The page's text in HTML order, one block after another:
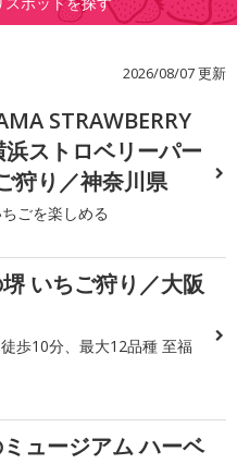
2026/08/07 更新
STRAWBERRY
浜ストロベリーパー
狩り／神奈川県
ごを楽しめる
いちご狩り／大阪
歩10分、最大12品種 至福
ュージアム ハーベ